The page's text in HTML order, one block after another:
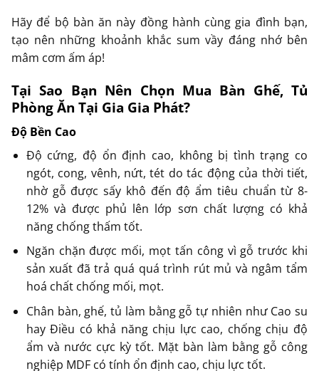
Hãy để bộ bàn ăn này đồng hành cùng gia đình bạn,
tạo nên những khoảnh khắc sum vầy đáng nhớ bên
mâm cơm ấm áp!
Tại Sao Bạn Nên Chọn Mua Bàn Ghế, Tủ
Phòng Ăn Tại Gia Gia Phát?
Độ Bền Cao
Độ cứng, độ ổn định cao, không bị tình trạng co
ngót, cong, vênh, nứt, tét do tác động của thời tiết,
nhờ gỗ được sấy khô đến độ ẩm tiêu chuẩn từ 8-
12% và được phủ lên lớp sơn chất lượng có khả
năng chống thấm tốt.
Ngăn chặn được mối, mọt tấn công vì gỗ trước khi
sản xuất đã trả quá quá trình rút mủ và ngâm tẩm
hoá chất chống mối, mọt.
Chân bàn, ghế, tủ làm bằng gỗ tự nhiên như Cao su
hay Điều có khả năng chịu lực cao, chống chịu độ
ẩm và nước cực kỳ tốt. Mặt bàn làm bằng gỗ công
nghiệp MDF có tính ổn định cao, chịu lực tốt.